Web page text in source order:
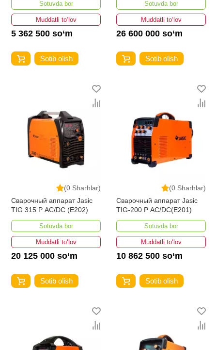
Sotuvda bor
Muddatli to‘lov
5 362 500 so‘m
Sotib olish
Sotuvda bor
Muddatli to‘lov
26 600 000 so‘m
Sotib olish
(0 Sharhlar)
Сварочный аппарат Jasic
TIG 315 P AC/DC (E202)
Sotuvda bor
Muddatli to‘lov
20 125 000 so‘m
Sotib olish
(0 Sharhlar)
Сварочный аппарат Jasic
TIG-200 P AC/DC(E201)
Sotuvda bor
Muddatli to‘lov
10 862 500 so‘m
Sotib olish